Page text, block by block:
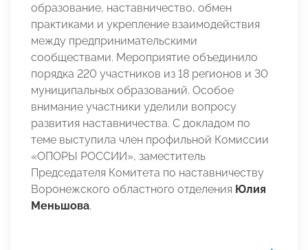
образование, наставничество, обмен
практиками и укрепление взаимодействия
между предпринимательскими
сообществами. Мероприятие объединило
порядка 220 участников из 18 регионов и 30
муниципальных образований. Особое
внимание участники уделили вопросу
развития наставничества. С докладом по
теме выступила член профильной Комиссии
«ОПОРЫ РОССИИ», заместитель
Председателя Комитета по наставничеству
Воронежского областного отделения Юлия
Меньшова.